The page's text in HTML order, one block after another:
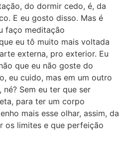
do dormir cedo, é, da
E eu gosto disso. Mas é
faço meditação
eu tô muito mais voltada
externa, pro exterior. Eu
que eu não goste do
eu cuido, mas em um outro
Sem eu ter que ser
para ter um corpo
mais esse olhar, assim, da
os limites e que perfeição